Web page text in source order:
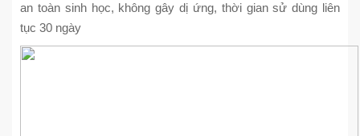
an toàn sinh học, không gây dị ứng, thời gian sử dùng liên
tục 30 ngày